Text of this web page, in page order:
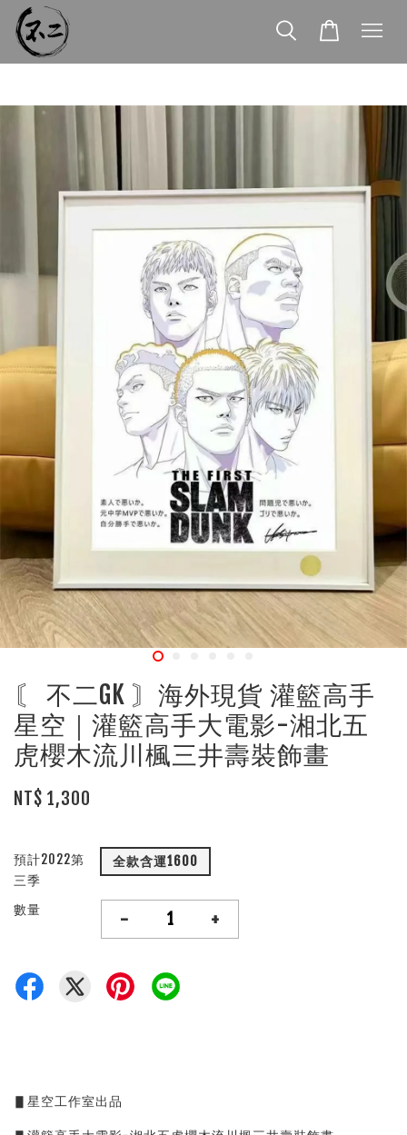
〘 不二GK 〙海外現貨 灌籃高手
星空｜灌籃高手大電影-湘北五
虎櫻木流川楓三井壽裝飾畫
NT$ 1,300
預計2022第
三季
全款含運1600
數量 - +
▋星空工作室出品